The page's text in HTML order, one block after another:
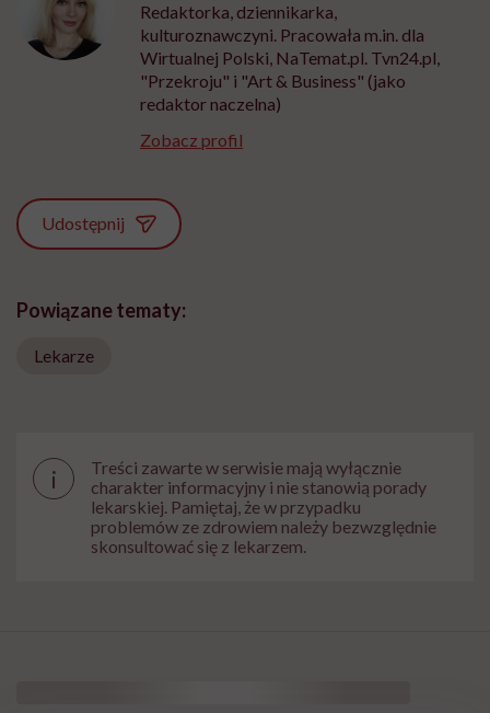
Redaktorka, dziennikarka,
kulturoznawczyni. Pracowała m.in. dla
Wirtualnej Polski, NaTemat.pl. Tvn24.pl,
"Przekroju" i "Art & Business" (jako
redaktor naczelna)
Zobacz profil
Udostępnij
Powiązane tematy:
Lekarze
i
Treści zawarte w serwisie mają wyłącznie
charakter informacyjny i nie stanowią porady
lekarskiej. Pamiętaj, że w przypadku
problemów ze zdrowiem należy bezwzględnie
skonsultować się z lekarzem.